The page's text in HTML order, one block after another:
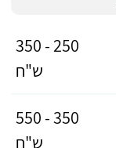
250 - 350
ש"ח
350 - 550
ש"ח